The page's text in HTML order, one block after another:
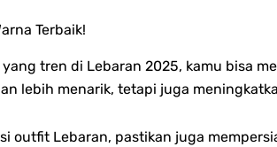
Terbaik!
tren di Lebaran 2025, kamu bisa
lebih menarik, tetapi juga
outfit Lebaran, pastikan juga